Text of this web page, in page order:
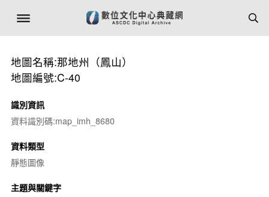
地圖名稱:那地州（鳳山）
地圖編號:C-40
識別資訊
資料識別碼:map_imh_8680
資料類型
靜態圖像
主題與關鍵字